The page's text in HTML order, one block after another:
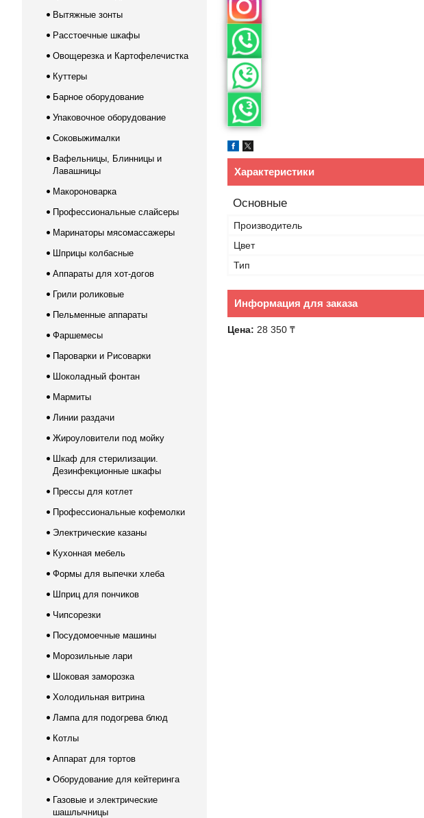
Характеристики
Основные
Производитель
Цвет
Тип
Информация для заказа
Цена: 28 350 ₸
Вытяжные зонты
Расстоечные шкафы
Овощерезка и Картофелечистка
Куттеры
Барное оборудование
Упаковочное оборудование
Соковыжималки
Вафельницы, Блинницы и
Лавашницы
Макороноварка
Профессиональные слайсеры
Маринаторы мясомассажеры
Шприцы колбасные
Аппараты для хот-догов
Грили роликовые
Пельменные аппараты
Фаршемесы
Пароварки и Рисоварки
Шоколадный фонтан
Мармиты
Линии раздачи
Жироуловители под мойку
Шкаф для стерилизации.
Дезинфекционные шкафы
Прессы для котлет
Профессиональные кофемолки
Электрические казаны
Кухонная мебель
Формы для выпечки хлеба
Шприц для пончиков
Чипсорезки
Посудомоечные машины
Морозильные лари
Шоковая заморозка
Холодильная витрина
Лампа для подогрева блюд
Котлы
Аппарат для тортов
Оборудование для кейтеринга
Газовые и электрические
шашлычницы